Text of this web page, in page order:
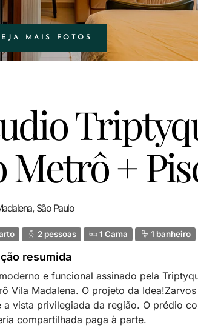
MAIS FOTOS
Metrô +
São Paulo
2 pessoas 1 Cama 1 banheiro
resumida
e funcional assinado pela
Vila Madalena. O projeto da
a vista privilegiada da região. O prédio
compartilhada paga à parte.